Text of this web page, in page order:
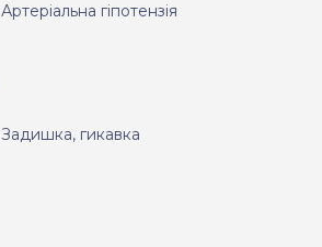
Артеріальна гіпотензія
Задишка, гикавка